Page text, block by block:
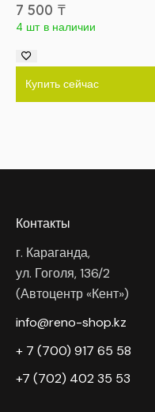
7 500 ₸
4 шт в наличии
Купить сейчас
Контакты
г. Караганда,
ул. Гоголя, 136/2
(Автоцентр «Кент»)
info@reno-shop.kz
+ 7 (700) 917 65 58
+7 (702) 402 35 53